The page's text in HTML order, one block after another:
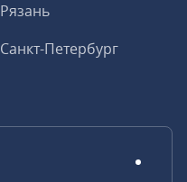
Рязань
Санкт-Петербург